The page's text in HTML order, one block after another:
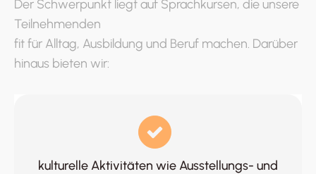
Der Schwerpunkt liegt auf Sprachkursen, die unsere
Teilnehmenden
fit für Alltag, Ausbildung und Beruf machen. Darüber
hinaus bieten wir:
kulturelle Aktivitäten wie Ausstellungs- und